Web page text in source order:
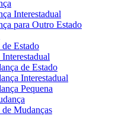
Interestadual
para Outro Estado
Estado
de Estado
Interestadual
Pequena
Mudanças